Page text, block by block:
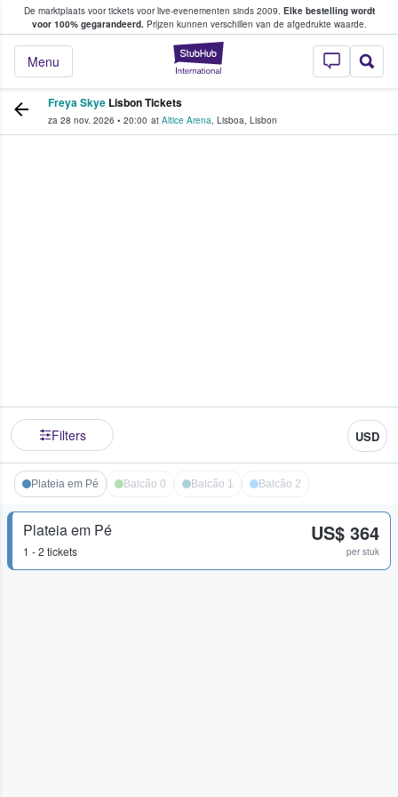
De marktplaats voor tickets voor live-evenementen sinds 2009. Elke bestelling wordt
voor 100% gegarandeerd.Prijzen kunnen verschillen van de afgedrukte waarde.
StubHub: waar
Menu
tickets kopen en verkopen
Freya Skye Lisbon Tickets
za 28 nov. 2026 • 20:00 at Altice Arena, Lisboa, Lisbon
Filters USD
Plateia em Pé Balcão 0 Balcão 1 Balcão 2
Plateia em Pé
1 - 2 tickets
US$ 364
per stuk